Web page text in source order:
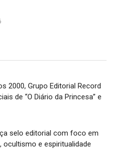
2000, Grupo Editorial Record
de “O Diário da Princesa” e
selo editorial com foco em
e espiritualidade